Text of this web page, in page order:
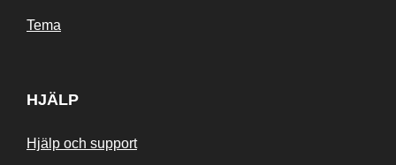
Tema
HJÄLP
Hjälp och support